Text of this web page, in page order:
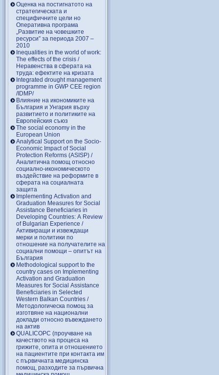
Оценка на постигнатото на
стратегическата и
специфичните цели но
Оперативна програма
„Развитие на човешките
ресурси” за периода 2007 –
2010
Inequalities in the world of work:
The effects of the crisis /
Неравенства в сферата на
труда: ефектите на кризата
Integrated drought management
programme in GWP CEE region
/IDMP/
Влияние на икономиките на
България и Унгария върху
развитието и политиките на
Европейския съюз
The social economy in the
European Union
Analytical Support on the Socio-
Economic Impact of Social
Protection Reforms (ASISP) /
Аналитична помощ относно
социално-икономическото
въздействие на реформите в
сферата на социалната
защита
Implementing Activation and
Graduation Measures for Social
Assistance Beneficiaries in
Developing Countries: A Review
of Bulgarian Experience /
Активиращи и извеждащи
мерки и политики по
отношение на получателите на
социални помощи – опитът на
България
Methodological support to the
country cases on Implementing
Activation and Graduation
Measures for Social Assistance
Beneficiaries in Selected
Western Balkan Countries /
Методологическа помощ за
изготвяне на национални
доклади относно въвеждането
на актив
QUALICOPC (проучване на
качеството на процеса на
грижите, опита и отношението
на пациентите при контакта им
с първичната медицинска
помощ, разходите за първична